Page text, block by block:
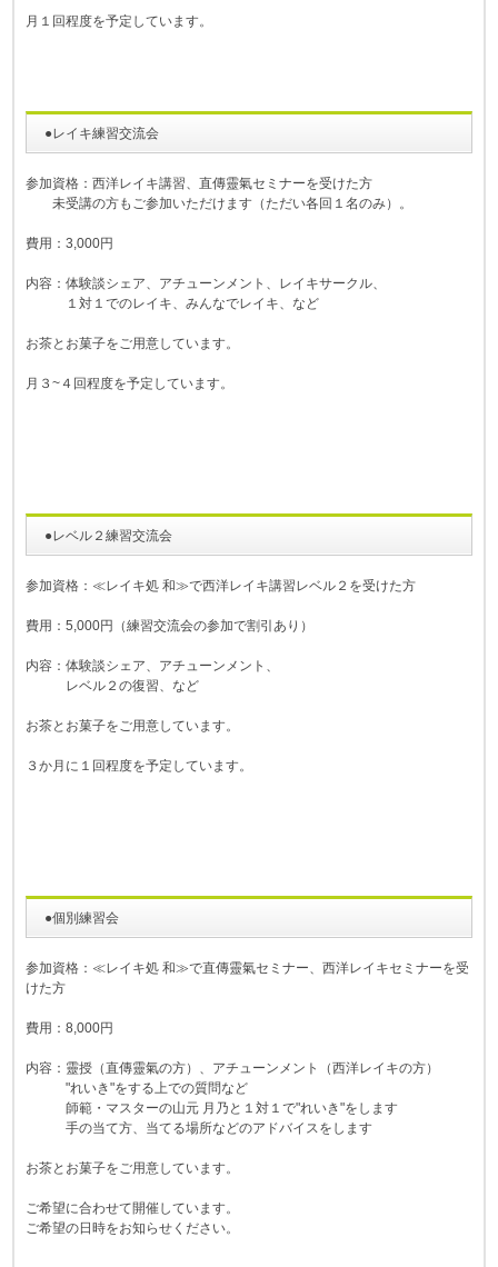
月１回程度を予定しています。
●レイキ練習交流会
参加資格：西洋レイキ講習、直傳靈氣セミナーを受けた方
未受講の方もご参加いただけます（ただい各回１名のみ）。
費用：3,000円
内容：体験談シェア、アチューンメント、レイキサークル、
１対１でのレイキ、みんなでレイキ、など
お茶とお菓子をご用意しています。
月３~４回程度を予定しています。
●レベル２練習交流会
参加資格：≪レイキ処 和≫で西洋レイキ講習レベル２を受けた方
費用：5,000円（練習交流会の参加で割引あり）
内容：体験談シェア、アチューンメント、
レベル２の復習、など
お茶とお菓子をご用意しています。
３か月に１回程度を予定しています。
●個別練習会
参加資格：≪レイキ処 和≫で直傳靈氣セミナー、西洋レイキセミナーを受
けた方
費用：8,000円
内容：靈授（直傳靈氣の方）、アチューンメント（西洋レイキの方）
"れいき"をする上での質問など
師範・マスターの山元 月乃と１対１で"れいき"をします
手の当て方、当てる場所などのアドバイスをします
お茶とお菓子をご用意しています。
ご希望に合わせて開催しています。
​​​​​​​ご希望の日時をお知らせください。